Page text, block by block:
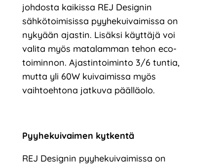
johdosta kaikissa REJ Designin
sähkötoimisissa pyyhekuivaimissa on
nykyään ajastin. Lisäksi käyttäjä voi
valita myös matalamman tehon eco-
toiminnon. Ajastintoiminto 3/6 tuntia,
mutta yli 60W kuivaimissa myös
vaihtoehtona jatkuva päälläolo.
Pyyhekuivaimen kytkentä
REJ Designin pyyhekuivaimissa on